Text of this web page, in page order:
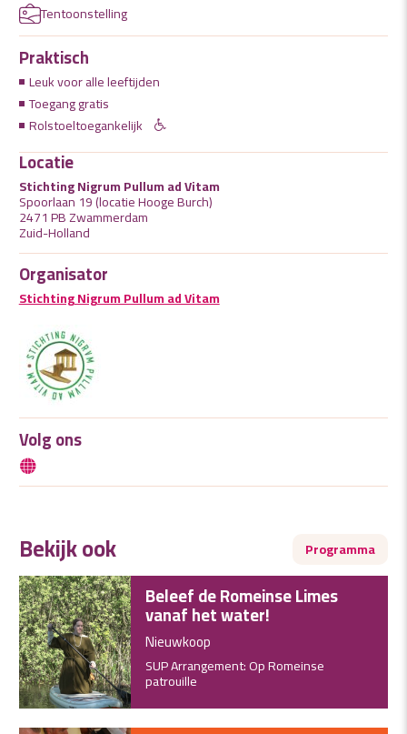
Tentoonstelling
Praktisch
Leuk voor alle leeftijden
Toegang gratis
Rolstoeltoegankelijk
Locatie
Stichting Nigrum Pullum ad Vitam
Spoorlaan 19 (locatie Hooge Burch)
2471 PB Zwammerdam
Zuid-Holland
Organisator
Stichting Nigrum Pullum ad Vitam
Volg ons
Bekijk ook Programma
Beleef de Romeinse Limes
vanaf het water!
Nieuwkoop
SUP Arrangement: Op Romeinse
patrouille